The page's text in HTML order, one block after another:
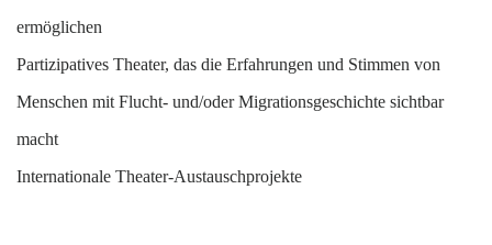
ermöglichen
Partizipatives Theater, das die Erfahrungen und Stimmen von
Menschen mit Flucht- und/oder Migrationsgeschichte sichtbar
macht
Internationale Theater-Austauschprojekte